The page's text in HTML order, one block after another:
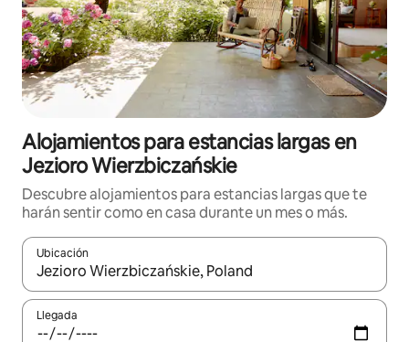
Alojamientos para estancias largas en
Jezioro Wierzbiczańskie
Descubre alojamientos para estancias largas que te
harán sentir como en casa durante un mes o más.
Ubicación
Cuando los resultados estén disponibles, podrás navegar
Llegada